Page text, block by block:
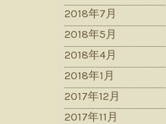
2018年7月
2018年5月
2018年4月
2018年1月
2017年12月
2017年11月